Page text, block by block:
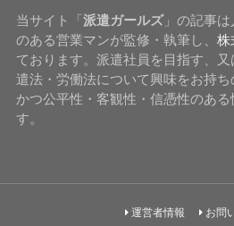
当サイト「 派遣ガールズ」の記事は
のある営業マンが監修・執筆し、 株
ております。派遣社員を目指す、
遣法・労働法について興味をお持
かつ公平性・客観性・信憑性のあ
す。
運営者情報 お問